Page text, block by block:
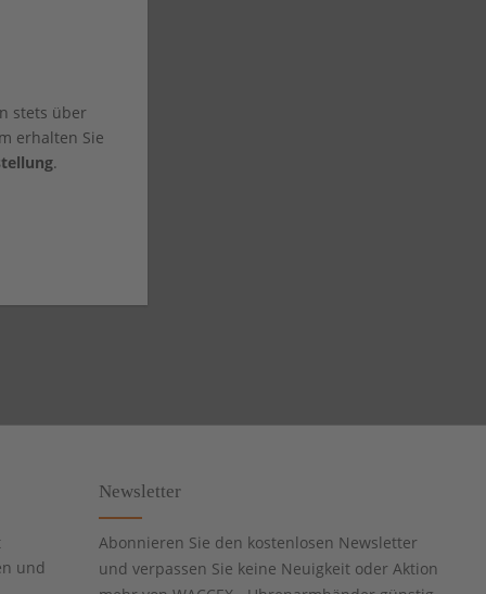
stets über
erhalten Sie
.
und
Newsletter
Abonnieren Sie den kostenlosen Newsletter
und verpassen Sie keine Neuigkeit oder Aktion